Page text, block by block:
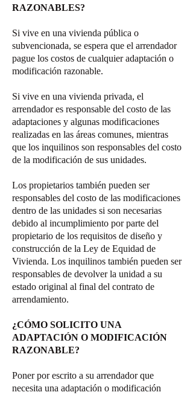
RAZONABLES?
Si vive en una vivienda pública o
subvencionada, se espera que el arrendador
pague los costos de cualquier adaptación o
modificación razonable.
Si vive en una vivienda privada, el
arrendador es responsable del costo de las
adaptaciones y algunas modificaciones
realizadas en las áreas comunes, mientras
que los inquilinos son responsables del costo
de la modificación de sus unidades.
Los propietarios también pueden ser
responsables del costo de las modificaciones
dentro de las unidades si son necesarias
debido al incumplimiento por parte del
propietario de los requisitos de diseño y
construcción de la Ley de Equidad de
Vivienda. Los inquilinos también pueden ser
responsables de devolver la unidad a su
estado original al final del contrato de
arrendamiento.
¿CÓMO SOLICITO UNA
ADAPTACIÓN O MODIFICACIÓN
RAZONABLE?
Poner por escrito a su arrendador que
necesita una adaptación o modificación